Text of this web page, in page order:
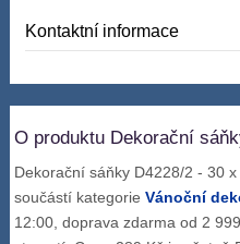
Kontaktní informace
O produktu Dekorační
Dekorační sáňky D4228/2 - 30
součástí kategorieVánoční
12:00, doprava zdarma od 2